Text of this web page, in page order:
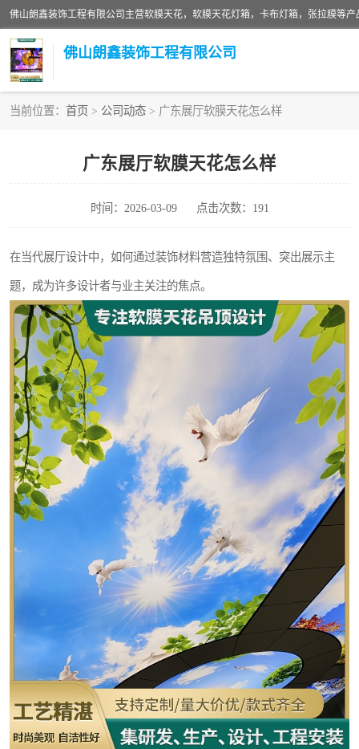
佛山朗鑫装饰工程有限公司
当前位置： 首页 > 公司动态 > 广东展厅软膜天花怎么样
广东展厅软膜天花怎么样
时间：2026-03-09 点击次数：191
在当代展厅设计中，如何通过装饰材料营造独特氛围、突出展示主
题，成为许多设计者与业主关注的焦点。